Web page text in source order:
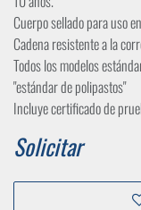
Cuerpo sellado para uso
Cadena resistente a la
Todos los modelos
"estándar de polipastos"
Incluye certificado de
Solicitar